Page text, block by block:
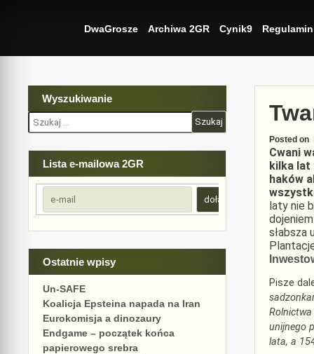
DwaGrosze Archiwa 2GR Cynik9 Regulamin
Posted on
Cwani
kilka lat
haków
laty nie
słabsza
Pisze
unijnego
lata, a
Wyszukiwanie
Szukaj:
Lista e-mailowa 2GR
Ostatnie wpisy
Un-SAFE
Koalicja Epsteina napada na Iran
Eurokomisja a dinozaury
Endgame – początek końca
papierowego srebra